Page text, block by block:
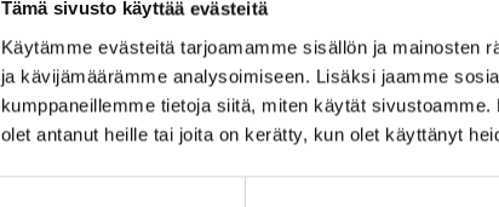
Tämä sivusto käyttää evästeitä
Käytämme evästeitä tarjoamamme sisällön ja mainosten
ja kävijämäärämme analysoimiseen. Lisäksi jaamme
kumppaneillemme tietoja siitä, miten käytät
olet antanut heille tai joita on kerätty, kun olet käyttänyt